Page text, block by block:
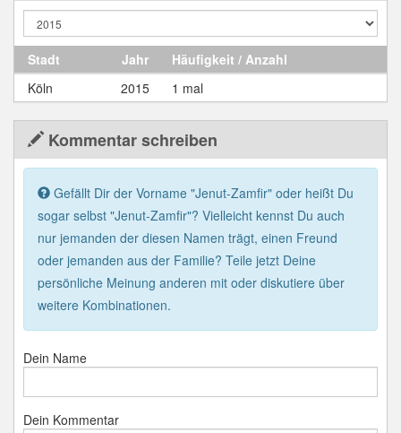
Stadt Jahr
Häufigkeit / Anzahl
Köln
2015 1 mal
Kommentar schreiben
Gefällt Dir der Vorname "Jenut-Zamfir" oder heißt Du
sogar selbst "Jenut-Zamfir"? Vielleicht kennst Du auch
nur jemanden der diesen Namen trägt, einen Freund
oder jemanden aus der Familie? Teile jetzt Deine
persönliche Meinung anderen mit oder diskutiere über
weitere Kombinationen.
Dein Name
Dein Kommentar